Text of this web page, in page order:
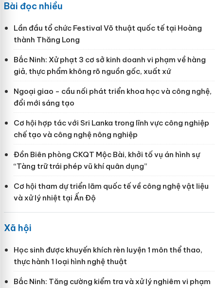
Bài đọc nhiều
Lần đầu tổ chức Festival Võ thuật quốc tế tại Hoàng
thành Thăng Long
Bắc Ninh: Xử phạt 3 cơ sở kinh doanh vi phạm về hàng
giả, thực phẩm không rõ nguồn gốc, xuất xứ
Ngoại giao - cầu nối phát triển khoa học và công nghệ,
đổi mới sáng tạo
Cơ hội hợp tác với Sri Lanka trong lĩnh vực công nghiệp
chế tạo và công nghệ nông nghiệp
Đồn Biên phòng CKQT Mộc Bài, khởi tố vụ án hình sự
“Tàng trữ trái phép vũ khí quân dụng”
Cơ hội tham dự triển lãm quốc tế về công nghệ vật liệu
và xử lý nhiệt tại Ấn Độ
Xã hội
Học sinh được khuyến khích rèn luyện 1 môn thể thao,
thực hành 1 loại hình nghệ thuật
Bắc Ninh: Tăng cường kiểm tra và xử lý nghiêm vi phạm